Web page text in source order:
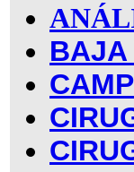
BAJA